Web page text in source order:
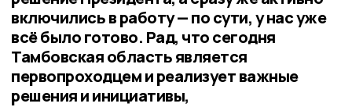
включились в работу — по сути, у нас уже
всё было готово. Рад, что сегодня
Тамбовская область является
первопроходцем и реализует важные
решения и инициативы,